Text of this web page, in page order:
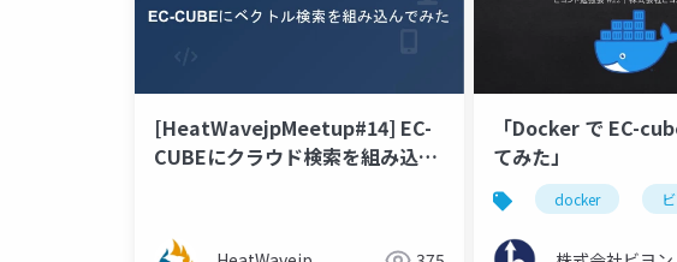
[HeatWavejpMeetup#14] EC-
CUBEにクラウド検索を組み込ん
「Docker で EC-
てみた」
docker